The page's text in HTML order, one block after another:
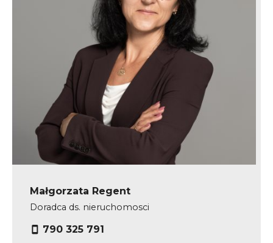
Małgorzata Regent
Doradca ds. nieruchomosci
790 325 791